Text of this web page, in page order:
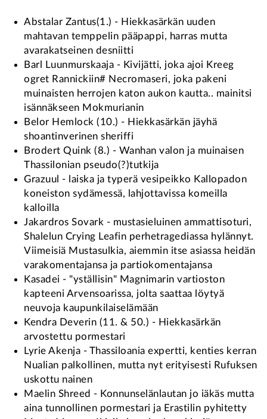
Abstalar Zantus(1.) - Hiekkasärkän uuden
mahtavan temppelin pääpappi, harras mutta
avarakatseinen desniitti
Barl Luunmurskaaja - Kivijätti, joka ajoi Kreeg
ogret Rannickiin# Necromaseri, joka pakeni
muinaisten herrojen katon aukon kautta.. mainitsi
isännäkseen Mokmurianin
Belor Hemlock (10.) - Hiekkasärkän jäyhä
shoantinverinen sheriffi
Brodert Quink (8.) - Wanhan valon ja muinaisen
Thassilonian pseudo(?)tutkija
Grazuul - laiska ja typerä vesipeikko Kallopadon
koneiston sydämessä, lahjottavissa komeilla
kalloilla
Jakardros Sovark - mustasieluinen ammattisoturi,
Shalelun Crying Leafin perhetragediassa hylännyt.
Viimeisiä Mustasulkia, aiemmin itse asiassa heidän
varakomentajansa ja partiokomentajansa
Kasadei - "yställisin" Magnimarin vartioston
kapteeni Arvensoarissa, jolta saattaa löytyä
neuvoja kaupunkilaiselämään
Kendra Deverin (11. & 50.) - Hiekkasärkän
arvostettu pormestari
Lyrie Akenja - Thassiloania expertti, kenties kerran
Nualian palkollinen, mutta nyt erityisesti Rufuksen
uskottu nainen
Maelin Shreed - Konnunselänlautan jo iäkäs mutta
aina tunnollinen pormestari ja Erastilin pyhitetty